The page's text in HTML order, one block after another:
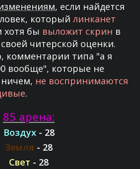
, если найдется
который линканет
хотя бы выложит скрин в
читерской оценки.
комментарии типа "а я
вообще", которые не
не воспринимаются
.
85 арена:
Воздух- 28
Земля - 28
Свет - 28